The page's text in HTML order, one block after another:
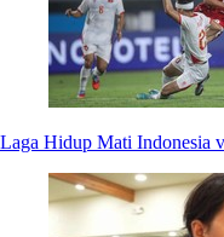
Laga Hidup Mati Indonesia